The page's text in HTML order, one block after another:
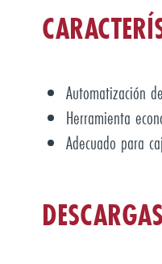
Automatización
Herramienta
Adecuado para
DESCARGAS